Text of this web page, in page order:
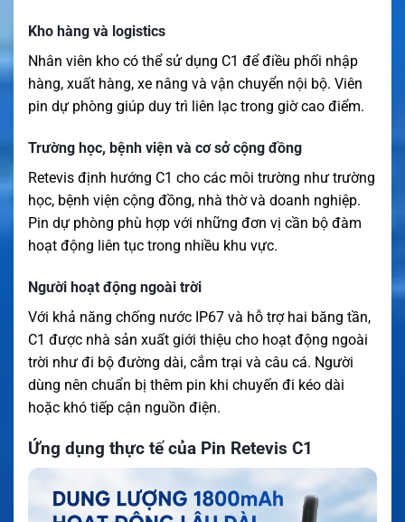
Kho hàng và logistics
Nhân viên kho có thể sử dụng C1 để điều phối nhập
hàng, xuất hàng, xe nâng và vận chuyển nội bộ. Viên
pin dự phòng giúp duy trì liên lạc trong giờ cao điểm.
Trường học, bệnh viện và cơ sở cộng đồng
Retevis định hướng C1 cho các môi trường như trường
học, bệnh viện cộng đồng, nhà thờ và doanh nghiệp.
Pin dự phòng phù hợp với những đơn vị cần bộ đàm
hoạt động liên tục trong nhiều khu vực.
Người hoạt động ngoài trời
Với khả năng chống nước IP67 và hỗ trợ hai băng tần,
C1 được nhà sản xuất giới thiệu cho hoạt động ngoài
trời như đi bộ đường dài, cắm trại và câu cá. Người
dùng nên chuẩn bị thêm pin khi chuyến đi kéo dài
hoặc khó tiếp cận nguồn điện.
Ứng dụng thực tế của Pin Retevis C1